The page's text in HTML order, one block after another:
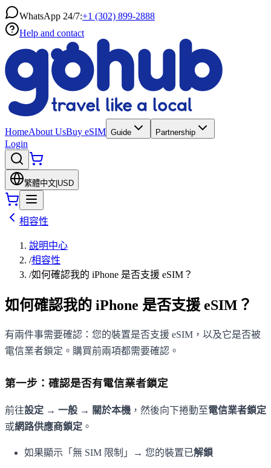
WhatsApp 24/7:+1 (302) 899-2888
Help and contact
HomeAbout UsBuy eSIM Guide Partnership
Login
繁體中文 USD
相容性
說明中心
/相容性
/如何確認我的 iPhone 是否支援 eSIM？
如何確認我的 iPhone 是否支援 eSIM？
有兩件事需要確認：您的裝置是否支援 eSIM，以及它是否被
電信業者鎖定。購買前兩項都需要確認。
第一步：確認是否有電信業者鎖定
前往設定 → 一般 → 關於本機 ，然後向下捲動至電信業者鎖定
或網路供應商鎖定 。
如果顯示「無 SIM 限制」→ 您的裝置已解鎖